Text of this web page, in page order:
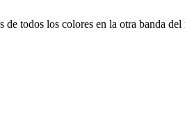
todos los colores en la otra banda